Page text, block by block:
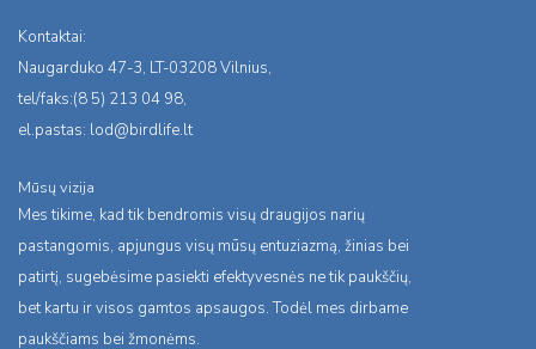
Kontaktai:
Naugarduko 47-3, LT-03208 Vilnius,
tel/faks:(8 5) 213 04 98,
el.pastas: lod@birdlife.lt
Mūsų vizija
Mes tikime, kad tik bendromis visų draugijos narių
pastangomis, apjungus visų mūsų entuziazmą, žinias bei
patirtį, sugebėsime pasiekti efektyvesnės ne tik paukščių,
bet kartu ir visos gamtos apsaugos. Todėl mes dirbame
paukščiams bei žmonėms.